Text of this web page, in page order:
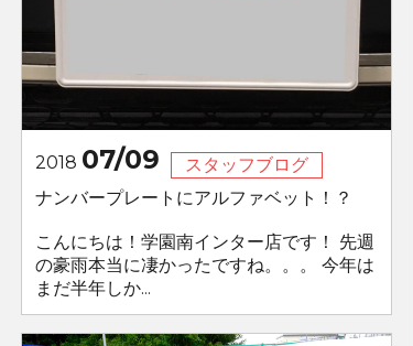
2018 07/09
スタッフブログ
ナンバープレートにアルファベット！？
こんにちは！学園南インター店です！ 先週
の豪雨本当に凄かったですね。。。 今年は
まだ半年しか...